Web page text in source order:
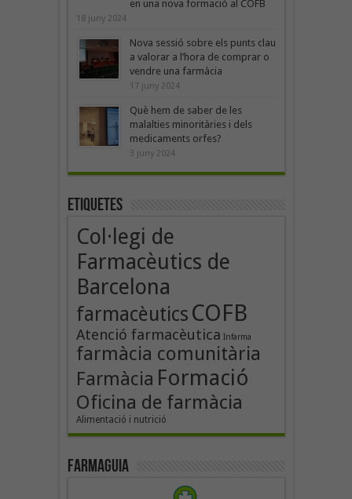
en una nova formació al COFB
18 juny 2024
Nova sessió sobre els punts clau
a valorar a l’hora de comprar o
vendre una farmàcia
17 juny 2024
Què hem de saber de les
malalties minoritàries i dels
medicaments orfes?
3 juny 2024
Etiquetes
Col·legi de
Farmacèutics de
Barcelona
farmacèutics COFB
Atenció farmacèutica Infarma
farmàcia comunitària
Farmàcia Formació
Oficina de farmàcia
Alimentació i nutrició
Farmaguia